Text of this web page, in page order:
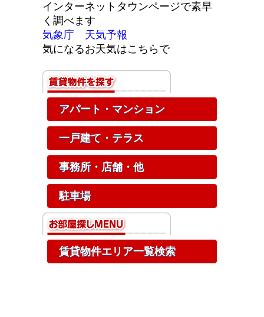
アパート・マンション
一戸建て・テラス
事務所・店舗・他
駐車場
賃貸物件エリア一覧検索
インターネットタウンページで素早
く調べます
気象庁 天気予報
気になるお天気はこちらで